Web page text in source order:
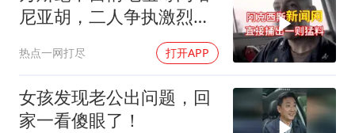
尼亚胡，二人争执激烈，
热点一网打尽 打开APP
女孩发现老公出问题，回
家一看傻眼了！